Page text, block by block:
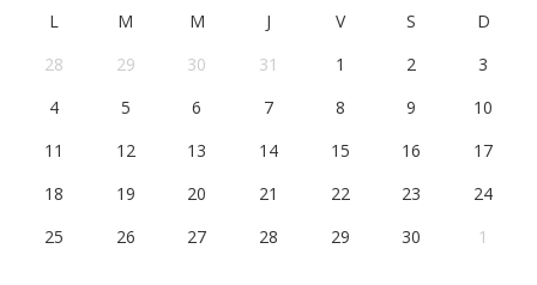
L M M J V S
D
28
29 30 31 1 2
3
4
5 6 7 8 9
10
11
12 13 14 15 16
17
18
19 20 21 22 23
24
25
26 27 28 29 30 1